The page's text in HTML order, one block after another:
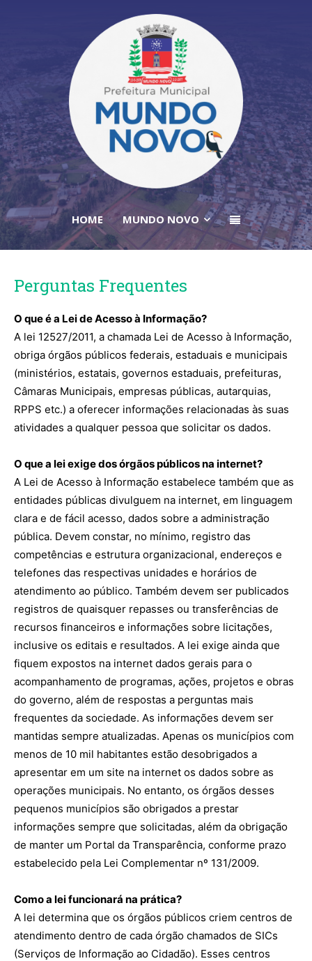
HOME MUNDO NOVO
Perguntas Frequentes
O que é a Lei de Acesso à Informação?
A lei 12527/2011, a chamada Lei de Acesso à Informação,
obriga órgãos públicos federais, estaduais e municipais
(ministérios, estatais, governos estaduais, prefeituras,
Câmaras Municipais, empresas públicas, autarquias,
RPPS etc.) a oferecer informações relacionadas às suas
atividades a qualquer pessoa que solicitar os dados.
O que a lei exige dos órgãos públicos na internet?
A Lei de Acesso à Informação estabelece também que as
entidades públicas divulguem na internet, em linguagem
clara e de fácil acesso, dados sobre a administração
pública. Devem constar, no mínimo, registro das
competências e estrutura organizacional, endereços e
telefones das respectivas unidades e horários de
atendimento ao público. Também devem ser publicados
registros de quaisquer repasses ou transferências de
recursos financeiros e informações sobre licitações,
inclusive os editais e resultados. A lei exige ainda que
fiquem expostos na internet dados gerais para o
acompanhamento de programas, ações, projetos e obras
do governo, além de respostas a perguntas mais
frequentes da sociedade. As informações devem ser
mantidas sempre atualizadas. Apenas os municípios com
menos de 10 mil habitantes estão desobrigados a
apresentar em um site na internet os dados sobre as
operações municipais. No entanto, os órgãos desses
pequenos municípios são obrigados a prestar
informações sempre que solicitadas, além da obrigação
de manter um Portal da Transparência, conforme prazo
estabelecido pela Lei Complementar nº 131/2009.
Como a lei funcionará na prática?
A lei determina que os órgãos públicos criem centros de
atendimento dentro de cada órgão chamados de SICs
(Serviços de Informação ao Cidadão). Esses centros